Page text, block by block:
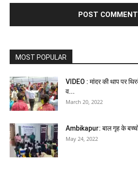
MOST POPULAR
VIDEO : मांदर की थाप पर
व...
March 20, 2022
Ambikapur: बाल गृह के बच्चों
May 24, 2022